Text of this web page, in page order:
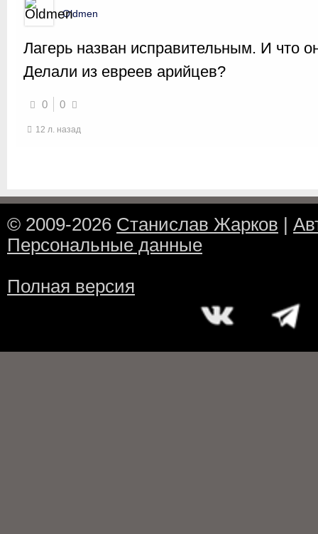
Oldmen
Лагерь назван исправительным. И что
Делали из евреев арийцев?
0 0
12 л. назад
© 2009-2026 Станислав Жарков
Персональные данные
Полная версия